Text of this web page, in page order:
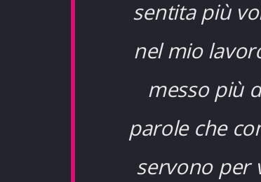
sentita più
nel mio
messo più
parole che
servono per